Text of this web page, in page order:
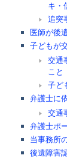
キ・
追突
医師が後
子どもが
交通
こと
子ど
弁護士に
交通
弁護士ポ
当事務所
後遺障害